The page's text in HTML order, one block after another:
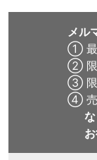
メル
① 最
② 限
③ 限
④ 売